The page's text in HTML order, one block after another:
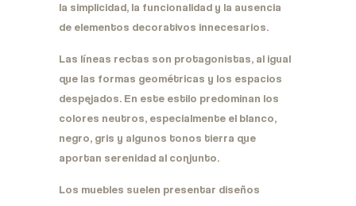
la simplicidad, la funcionalidad y la ausencia
de elementos decorativos innecesarios.
Las líneas rectas son protagonistas, al igual
que las formas geométricas y los espacios
despejados. En este estilo predominan los
colores neutros, especialmente el blanco,
negro, gris y algunos tonos tierra que
aportan serenidad al conjunto.
Los muebles suelen presentar diseños